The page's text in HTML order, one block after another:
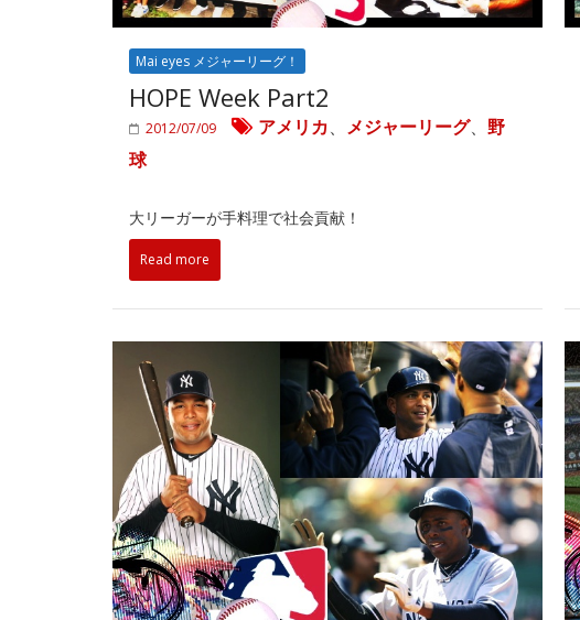
Mai eyes メジャーリーグ！
HOPE Week Part2
2012/07/09 アメリカ、 メジャーリーグ、 野
球
大リーガーが手料理で社会貢献！
Read more